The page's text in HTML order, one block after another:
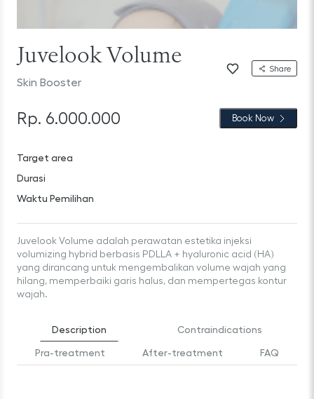
Juvelook Volume
Skin Booster
Share
Rp. 6.000.000 Book Now
Target area
Durasi
Waktu Pemilihan
Juvelook Volume adalah perawatan estetika injeksi
volumizing hybrid berbasis PDLLA + hyaluronic acid (HA)
yang dirancang untuk mengembalikan volume wajah yang
hilang, memperbaiki garis halus, dan mempertegas kontur
wajah.
Description Contraindications
Pra-treatment After-treatment FAQ